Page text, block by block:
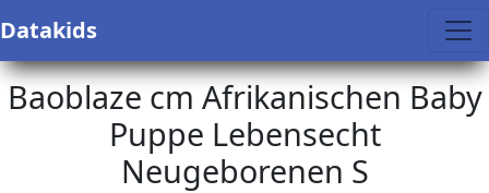
Datakids
Baoblaze cm Afrikanischen Baby
Puppe Lebensecht
Neugeborenen S